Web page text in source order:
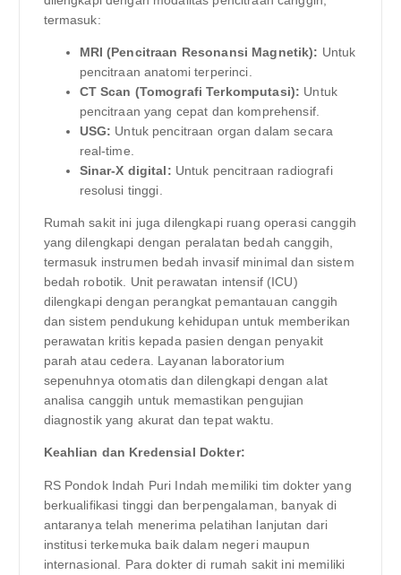
termasuk:
MRI (Pencitraan Resonansi Magnetik): Untuk
pencitraan anatomi terperinci.
CT Scan (Tomografi Terkomputasi): Untuk
pencitraan yang cepat dan komprehensif.
USG: Untuk pencitraan organ dalam secara
real-time.
Sinar-X digital: Untuk pencitraan radiografi
resolusi tinggi.
Rumah sakit ini juga dilengkapi ruang operasi canggih
yang dilengkapi dengan peralatan bedah canggih,
termasuk instrumen bedah invasif minimal dan sistem
bedah robotik. Unit perawatan intensif (ICU)
dilengkapi dengan perangkat pemantauan canggih
dan sistem pendukung kehidupan untuk memberikan
perawatan kritis kepada pasien dengan penyakit
parah atau cedera. Layanan laboratorium
sepenuhnya otomatis dan dilengkapi dengan alat
analisa canggih untuk memastikan pengujian
diagnostik yang akurat dan tepat waktu.
Keahlian dan Kredensial Dokter:
RS Pondok Indah Puri Indah memiliki tim dokter yang
berkualifikasi tinggi dan berpengalaman, banyak di
antaranya telah menerima pelatihan lanjutan dari
institusi terkemuka baik dalam negeri maupun
internasional. Para dokter di rumah sakit ini memiliki